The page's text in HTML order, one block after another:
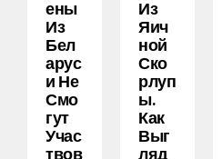
Ены
Из
Бел
Арус
И Не
Смо
Гут
Учас
Твов
Из
Яич
Ной
Ско
Рлуп
Ы.
Как
Выг
Ляд